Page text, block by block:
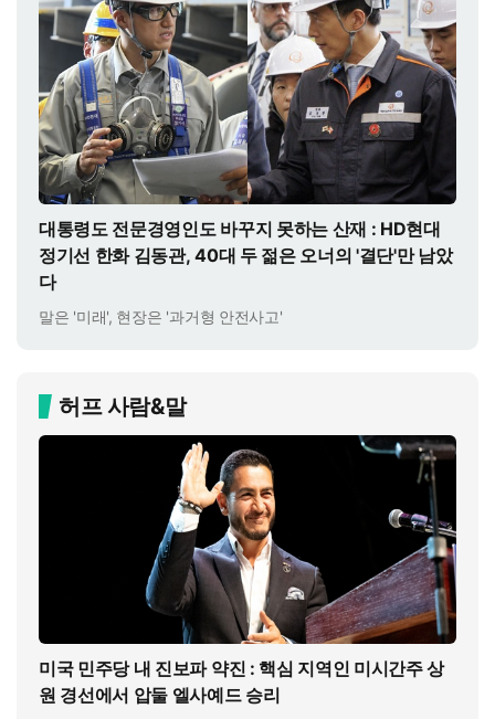
대통령도 전문경영인도 바꾸지 못하는 산재 : HD현대
정기선 한화 김동관, 40대 두 젊은 오너의 '결단'만 남았
다
말은 '미래', 현장은 '과거형 안전사고'
허프 사람&말
미국 민주당 내 진보파 약진 : 핵심 지역인 미시간주 상
원 경선에서 압둘 엘사예드 승리